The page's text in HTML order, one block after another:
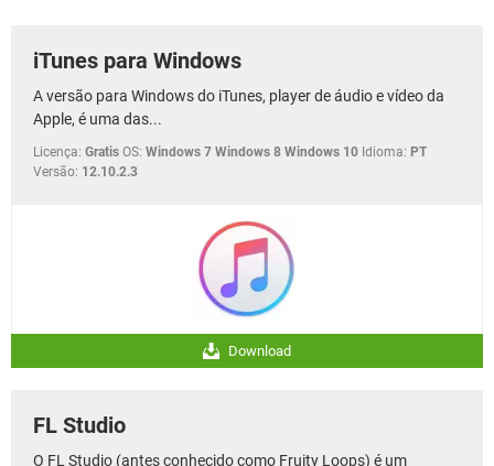
iTunes para Windows
A versão para Windows do iTunes, player de áudio e vídeo da
Apple, é uma das...
Licença: Gratis OS: Windows 7 Windows 8 Windows 10 Idioma: PT
Versão: 12.10.2.3
Download
FL Studio
O FL Studio (antes conhecido como Fruity Loops) é um